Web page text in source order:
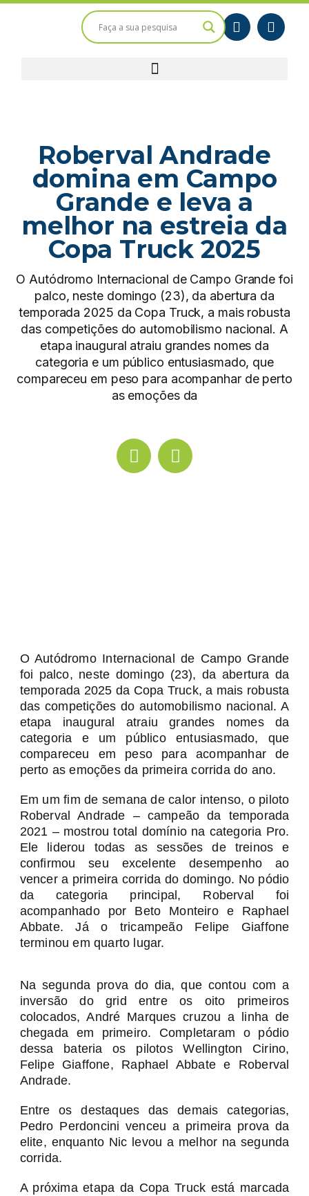
Roberval Andrade
domina em Campo
Grande e leva a
melhor na estreia da
Copa Truck 2025
O Autódromo Internacional de Campo Grande foi
palco, neste domingo (23), da abertura da
temporada 2025 da Copa Truck, a mais robusta
das competições do automobilismo nacional. A
etapa inaugural atraiu grandes nomes da
categoria e um público entusiasmado, que
compareceu em peso para acompanhar de perto
as emoções da
O Autódromo Internacional de Campo Grande
foi palco, neste domingo (23), da abertura da
temporada 2025 da Copa Truck, a mais robusta
das competições do automobilismo nacional. A
etapa inaugural atraiu grandes nomes da
categoria e um público entusiasmado, que
compareceu em peso para acompanhar de
perto as emoções da primeira corrida do ano.
Em um fim de semana de calor intenso, o piloto
Roberval Andrade – campeão da temporada
2021 – mostrou total domínio na categoria Pro.
Ele liderou todas as sessões de treinos e
confirmou seu excelente desempenho ao
vencer a primeira corrida do domingo. No pódio
da categoria principal, Roberval foi
acompanhado por Beto Monteiro e Raphael
Abbate. Já o tricampeão Felipe Giaffone
terminou em quarto lugar.
Na segunda prova do dia, que contou com a
inversão do grid entre os oito primeiros
colocados, André Marques cruzou a linha de
chegada em primeiro. Completaram o pódio
dessa bateria os pilotos Wellington Cirino,
Felipe Giaffone, Raphael Abbate e Roberval
Andrade.
Entre os destaques das demais categorias,
Pedro Perdoncini venceu a primeira prova da
elite, enquanto Nic levou a melhor na segunda
corrida.
A próxima etapa da Copa Truck está marcada